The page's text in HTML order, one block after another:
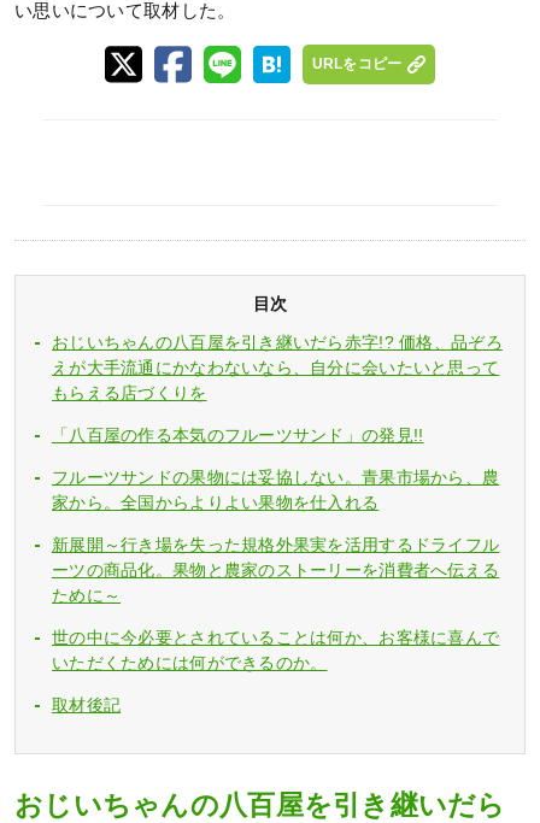
い思いについて取材した。
URLをコピー
目次
おじいちゃんの八百屋を引き継いだら赤字!? 価格、品ぞろ
えが大手流通にかなわないなら、自分に会いたいと思って
もらえる店づくりを
「八百屋の作る本気のフルーツサンド」の発見!!
フルーツサンドの果物には妥協しない。青果市場から、農
家から。全国からよりよい果物を仕入れる
新展開～行き場を失った規格外果実を活用するドライフル
ーツの商品化。果物と農家のストーリーを消費者へ伝える
ために～
世の中に今必要とされていることは何か、お客様に喜んで
いただくためには何ができるのか。
取材後記
おじいちゃんの八百屋を引き継いだら